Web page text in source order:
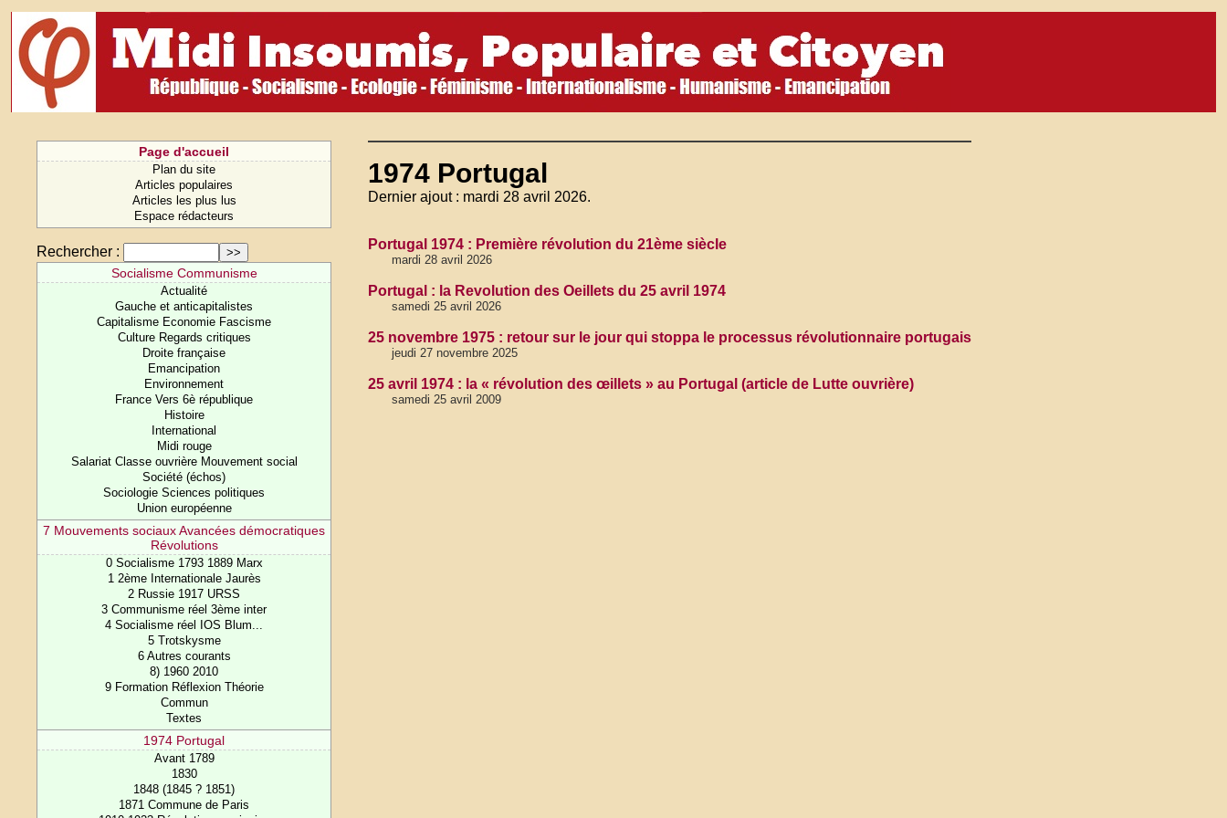
Page d'accueil
Plan du site
Articles populaires
Articles les plus lus
Espace rédacteurs
Rechercher :
Socialisme Communisme
Actualité
Gauche et anticapitalistes
Capitalisme Economie Fascisme
Culture Regards critiques
Droite française
Emancipation
Environnement
France Vers 6è république
Histoire
International
Midi rouge
Salariat Classe ouvrière Mouvement social
Société (échos)
Sociologie Sciences politiques
Union européenne
7 Mouvements sociaux Avancées démocratiques
Révolutions
0 Socialisme 1793 1889 Marx
1 2ème Internationale Jaurès
2 Russie 1917 URSS
3 Communisme réel 3ème inter
4 Socialisme réel IOS Blum...
5 Trotskysme
6 Autres courants
8) 1960 2010
9 Formation Réflexion Théorie
Commun
Textes
1974 Portugal
Avant 1789
1830
1848 (1845 ? 1851)
1871 Commune de Paris
1974 Portugal
Dernier ajout : mardi 28 avril 2026.
Portugal 1974 : Première révolution du 21ème siècle
mardi 28 avril 2026
Portugal : la Revolution des Oeillets du 25 avril 1974
samedi 25 avril 2026
25 novembre 1975 : retour sur le jour qui stoppa le processus révolutionnaire portugais
jeudi 27 novembre 2025
25 avril 1974 : la « révolution des œillets » au Portugal (article de Lutte ouvrière)
samedi 25 avril 2009